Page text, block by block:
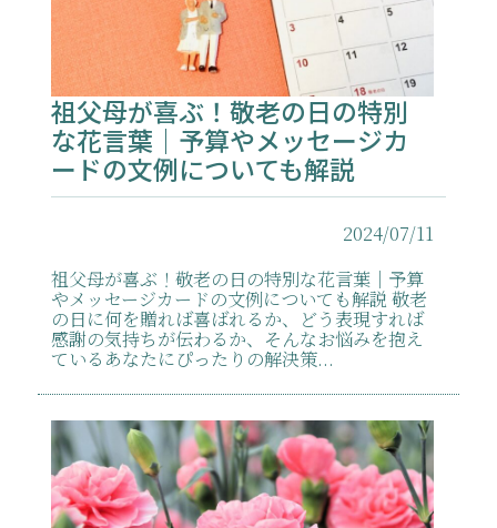
祖父母が喜ぶ！敬老の日の特別
な花言葉｜予算やメッセージカ
ードの文例についても解説
2024/07/11
祖父母が喜ぶ！敬老の日の特別な花言葉｜予算
やメッセージカードの文例についても解説 敬老
の日に何を贈れば喜ばれるか、どう表現すれば
感謝の気持ちが伝わるか、そんなお悩みを抱え
ているあなたにぴったりの解決策...